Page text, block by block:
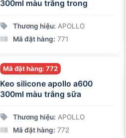
300ml màu trắng trong
Thương hiệu: APOLLO
Mã đặt hàng: 771
Mã đặt hàng: 772
Keo silicone apollo a600
300ml màu trắng sữa
Thương hiệu: APOLLO
Mã đặt hàng: 772